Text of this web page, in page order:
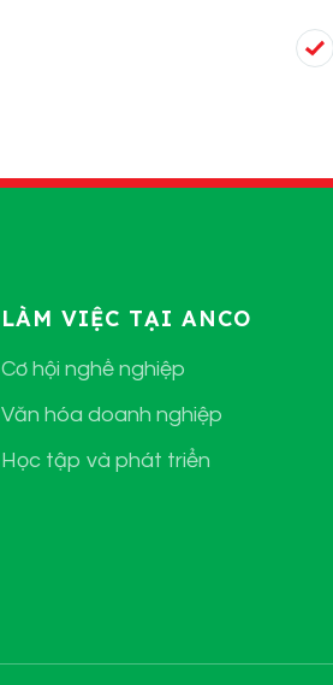
LÀM VIỆC TẠI ANCO
Cơ hội nghề nghiệp
Văn hóa doanh nghiệp
Học tập và phát triển